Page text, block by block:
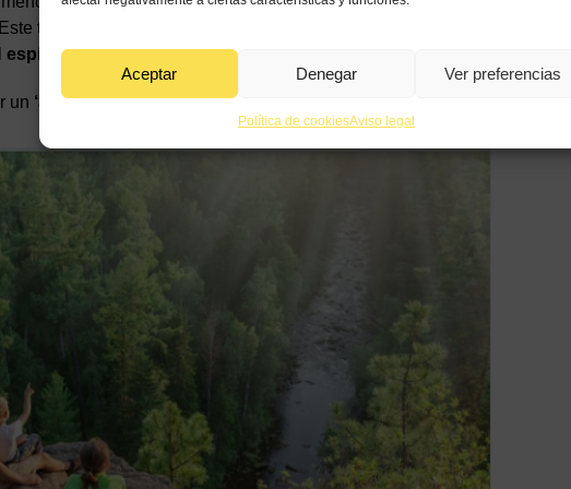
Aceptar Denegar Ver preferencias
Política de cookiesAviso legal
tiempo dedicado exclusivamente a nosotros hará que la
espíritu,haciéndonos sentir más sanos y vitales.
un ‘año 10’no podía ser otro, que